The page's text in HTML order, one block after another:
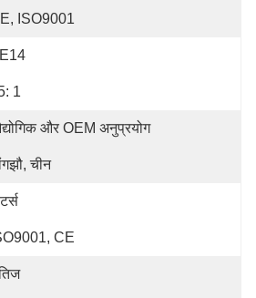
ISO9001
1
और OEM अनुप्रयोग
चीन
CE